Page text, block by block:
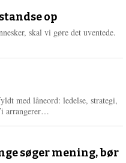
e
r
e
op
skal vi gøre det uventede.
med låneord: ledelse, strategi,
arrangerer…
e
søger mening, bør